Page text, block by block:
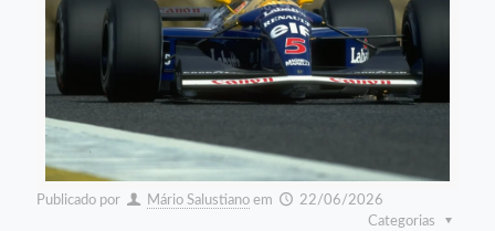
Publicado por Mário Salustiano em
22/06/2026
Categorias